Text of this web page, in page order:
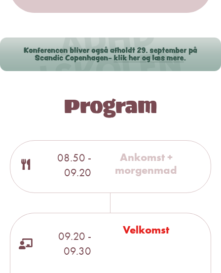
Program
08.50 -
09.20
Ankomst +
morgenmad
09.20 -
09.30
Velkomst